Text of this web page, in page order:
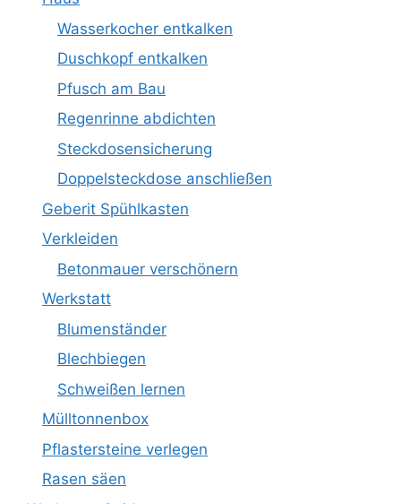
Wasserkocher entkalken
Duschkopf entkalken
Pfusch am Bau
Regenrinne abdichten
Steckdosensicherung
Doppelsteckdose anschließen
Geberit Spühlkasten
Verkleiden
Betonmauer verschönern
Werkstatt
Blumenständer
Blechbiegen
Schweißen lernen
Mülltonnenbox
Pflastersteine verlegen
Rasen säen